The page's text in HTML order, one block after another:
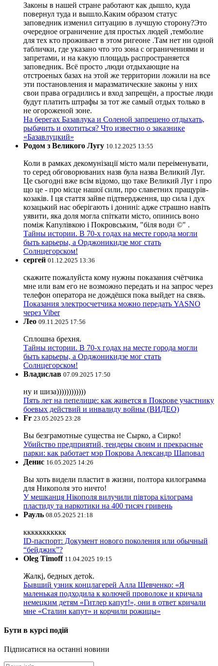
Законы в нашей стране работают как дышло, куда
повернул туда и вышло.Каким образом статус
заповедник изменил ситуацию в лучшую сторону?Это
очередное ограничение для простых людей ,темболие
для тех кто проживает в этом ригеоне .Там нет ни одной
таблички, где указано что это зона с ограничениями и
запретами, и на какую площадь распространяется
заповедник. Всё просто ,люди отдыхающие на
отстроеных базах на этой же территории ложили на все
эти постановления и маразматические законы у них
свои права оградились и вход запрещён, а простые люди
будут платить штрафы за тот же самый отдых только в
не огороженой зоне.
На берегах Базавлука и Соленой запрещено отдыхать,
рыбачить и охотиться? Что известно о заказнике
«Базавлуцкий»
Родом з Великого Лугу 10.12.2025 13:55
Коли в рамках декомунізації місто мали переіменувати,
то серед обговорюваних назв була назва Великий Луг.
Це сьогодні вже всім відомо, що таке Великий Луг і про
що це - про місце нашої сили, про славетних пращурів-
козаків. І ця стаття зайве підтвердження, що сила і дух
козацький нас оберігають і донині: адже страшно навіть
уявити, яка доля могла спіткати місто, опинись воно
поміж Капулівкою і Покровським, "біля води ©" .
Тайны истории. В 70-х годах на месте города могли
быть карьеры, а Орджоникидзе мог стать
Солнцегорском!
сергей 01.12.2025 13:36
скажите пожалуйста кому нужны показания счётчика
мне или вам его не возможно передать и на запрос через
телефон оператора не дождёшся пока выйдет на связь.
Показания электросчетчика можно передать YASNO
через Viber
Лео 09.11.2025 17:56
Сплошна брехня.
Тайны истории. В 70-х годах на месте города могли
быть карьеры, а Орджоникидзе мог стать
Солнцегорском!
Владислав 07.09.2025 17:50
ну и шиза))))))))))))
Пять лет на пепелище: как живется в Покрове участнику
боевых действий и инвалиду войны (ВИДЕО)
Fr 23.05.2025 23:28
Вы безграмотные существа не Сырко, а Сирко!
Убийство предприятий, тендеры своим и прекрасные
парки: как работает мэр Покрова Александр Шаповал
Денис 16.05.2025 14:26
Вы хоть видели пластит в жизни, полтора килограмма
для Никополя это ничто!
У мешканця Нікополя вилучили півтора кілограма
пластиду та наркотики на 400 тисяч гривень
Рауль 08.05.2025 21:18
ккккккккккк
ID-паспорт: Документ нового поколения или обычный
“бейджик”?
Oleg Timoff 11.04.2025 19:15
Жалкj, бедных детok.
Бывший узник концлагерей Алла Шевченко: «Я
маленькая подходила к колючей проволоке и кричала
немецким детям «Гитлер капут!», они в ответ кричали
мне «Сталин капут» и корчили рожицы»
Бути в курсі подій
Підписатися на останні новини